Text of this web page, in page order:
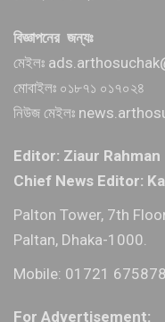
বিজ্ঞাপনের জন্যঃ
মেইলঃ
মোবাইলঃ ০১৮৭১ ০১৭০২৪
নিউজ মেইলঃ
Editor: Ziaur Rahman
Chief News Editor:
Palton Tower, 7th
Paltan, Dhaka-1000.
Mobile: 01721 675878
For Advertisement: